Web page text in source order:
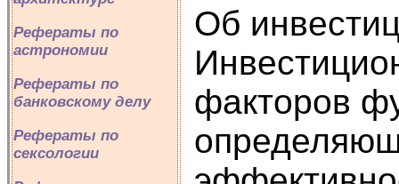
Рефераты по
астрономии
Рефераты по
банковскому делу
Рефераты по
сексологии
Об
факторов